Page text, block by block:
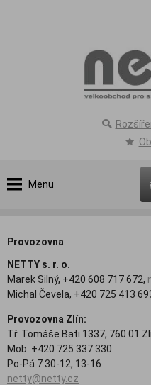
Menu
Provozovna
NETTY s. r. o.
Marek Silný, +420 608 717 672,
Michal Čevela, +420 725 413
Provozovna Zlín:
Tř. Tomáše Bati 1337, 760 01
Mob. +420 725 337 330
Po-Pá 7:30-12, 13-16
netty@netty.cz